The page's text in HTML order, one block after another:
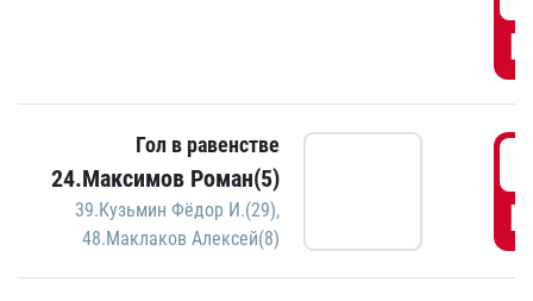
Гол в равенстве
24.Максимов Роман(5)
39.Кузьмин Фёдор И.(29),
48.Маклаков Алексей(8)